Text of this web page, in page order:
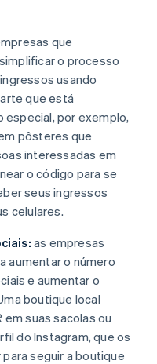
que
o processo
usando
que está
especial, por exemplo,
pôsteres que
interessadas em
o código para se
seus ingressos
celulares.
as empresas
aumentar o número
e aumentar o
boutique local
em suas sacolas ou
do Instagram, que os
seguir a boutique